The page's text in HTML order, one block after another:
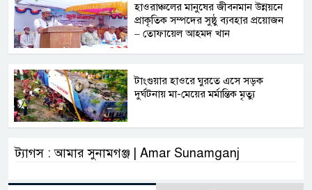
হাওরাঞ্চলের মানুষের জীবনমান উন্নয়নে
প্রাকৃতিক সম্পদের সুষ্ঠু ব্যবহার প্রয়োজন
– তোফায়েল আহমদ খান
টাংগুয়ার হাওরে ঘুরতে এসে সড়ক
দুর্ঘটনায় মা-মেয়ের মর্মান্তিক মৃত্যু
ট্যাগস : আমার সুনামগঞ্জ | Amar Sunamganj